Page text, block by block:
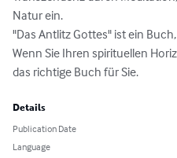
Natur ein.
"Das Antlitz Gottes" ist ein
Wenn Sie Ihren spirituellen
das richtige Buch für Sie.
Details
Publication Date
Language